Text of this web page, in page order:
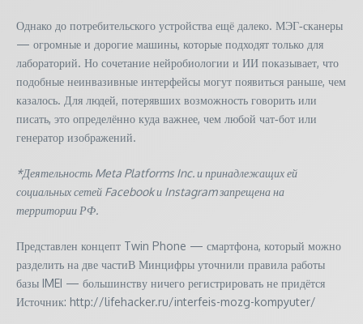
Однако до потребительского устройства ещё далеко. МЭГ‑сканеры
— огромные и дорогие машины, которые подходят только для
лабораторий. Но сочетание нейробиологии и ИИ показывает, что
подобные неинвазивные интерфейсы могут появиться раньше, чем
казалось. Для людей, потерявших возможность говорить или
писать, это определённо куда важнее, чем любой чат‑бот или
генератор изображений.
*Деятельность Meta Platforms Inc. и принадлежащих ей
социальных сетей Facebook и Instagram запрещена на
территории РФ.
Представлен концепт Twin Phone — смартфона, который можно
разделить на две частиВ Минцифры уточнили правила работы
базы IMEI — большинству ничего регистрировать не придётся
Источник: http://lifehacker.ru/interfeis-mozg-kompyuter/